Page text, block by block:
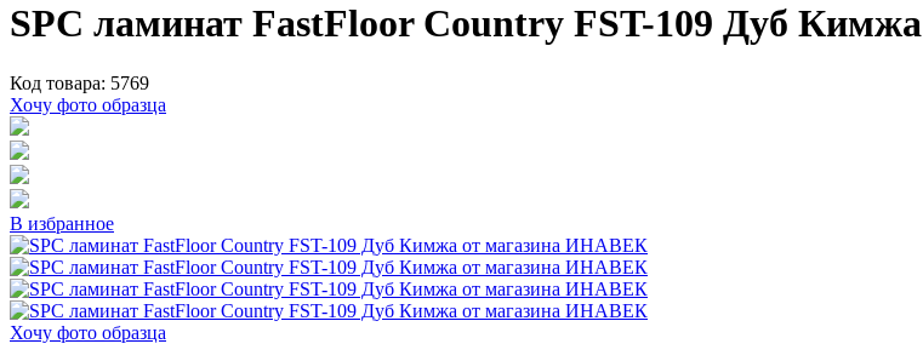
SPC ламинат FastFloor Country FST-109 Дуб Кимжа
Код товара: 5769
Хочу фото образца
В избранное
Хочу фото образца